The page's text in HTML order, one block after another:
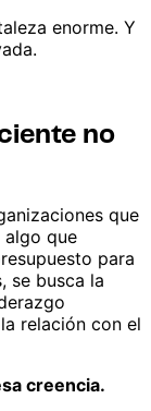
enorme. Y
no
que
algo que
para
se busca la
relación con el
creencia.